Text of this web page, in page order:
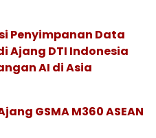
Penyimpanan Data
Ajang DTI Indonesia
AI di Asia
GSMA M360 ASEAN